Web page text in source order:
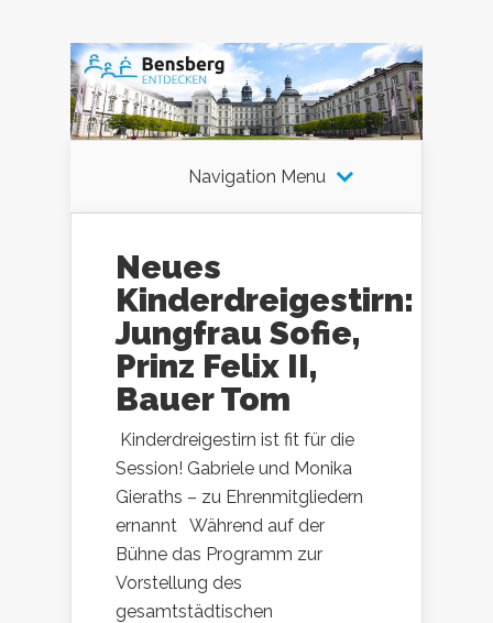
Navigation Menu
Neues
Kinderdreigestirn:
Jungfrau Sofie,
Prinz Felix II,
Bauer Tom
Kinderdreigestirn ist fit für die
Session! Gabriele und Monika
Gieraths – zu Ehrenmitgliedern
ernannt Während auf der
Bühne das Programm zur
Vorstellung des
gesamtstädtischen